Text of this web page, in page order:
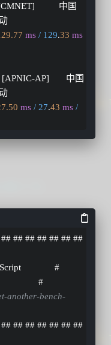
中国
ms / 129.33 ms
AP]       中国
ms / 27.43 ms /
## ## ## ## ## ##
#
#
another-bench-
## ## ## ## ## ##